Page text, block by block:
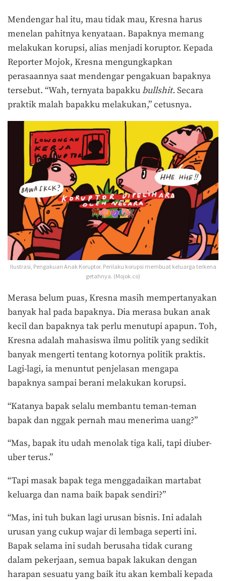
Mendengar hal itu, mau tidak mau, Kresna harus
menelan pahitnya kenyataan. Bapaknya memang
melakukan korupsi, alias menjadi koruptor. Kepada
Reporter Mojok, Kresna mengungkapkan
perasaannya saat mendengar pengakuan bapaknya
tersebut. “Wah, ternyata bapakkubullshit.Secara
praktik malah bapakku melakukan,” cetusnya.
Ilustrasi, Pengakuan Anak Koruptor. Perilaku korupsi membuat keluarga terkena
getahnya. (Mojok.co)
Merasa belum puas, Kresna masih mempertanyakan
banyak hal pada bapaknya. Dia merasa bukan anak
kecil dan bapaknya tak perlu menutupi apapun. Toh,
Kresna adalah mahasiswa ilmu politik yang sedikit
banyak mengerti tentang kotornya politik praktis.
Lagi-lagi, ia menuntut penjelasan mengapa
bapaknya sampai berani melakukan korupsi.
“Katanya bapak selalu membantu teman-teman
bapak dan nggak pernah mau menerima uang?”
“Mas, bapak itu udah menolak tiga kali, tapi diuber-
uber terus.”
“Tapi masak bapak tega menggadaikan martabat
keluarga dan nama baik bapak sendiri?”
“Mas, ini tuh bukan lagi urusan bisnis. Ini adalah
urusan yang cukup wajar di lembaga seperti ini.
Bapak selama ini sudah berusaha tidak curang
dalam pekerjaan, semua bapak lakukan dengan
harapan sesuatu yang baik itu akan kembali kepada